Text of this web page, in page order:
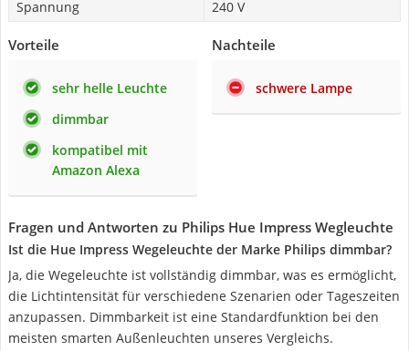
Spannung
240 V
Vorteile
sehr helle Leuchte
dimmbar
kompatibel mit
Amazon Alexa
Nachteile
schwere Lampe
Fragen und Antworten zu Philips Hue Impress Wegleuchte
Ist die Hue Impress Wegeleuchte der Marke Philips dimmbar?
Ja, die Wegeleuchte ist vollständig dimmbar, was es ermöglicht,
die Lichtintensität für verschiedene Szenarien oder Tageszeiten
anzupassen. Dimmbarkeit ist eine Standardfunktion bei den
meisten smarten Außenleuchten unseres Vergleichs.